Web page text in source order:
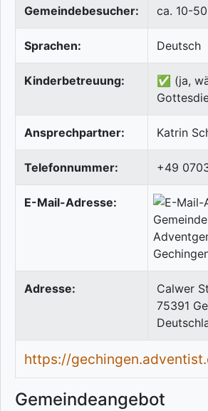
Gemeindebesucher: ca. 10-
Sprachen: Deutsch
Kinderbetreuung:
✅ (ja,
Ansprechpartner: Katrin
Telefonnummer: +49
E-Mail-Adresse:
Adresse:
Calwer
75391
https://
Gemeindeangebot